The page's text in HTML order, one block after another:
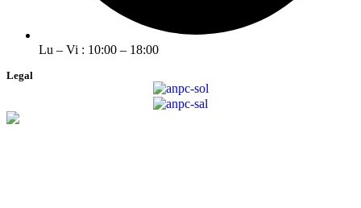
Lu – Vi : 10:00 – 18:00
Legal